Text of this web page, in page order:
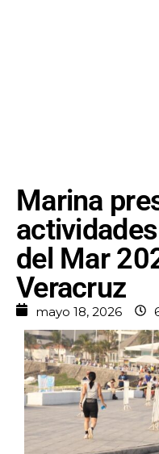
Marina
del Mar
Veracruz
mayo 18, 2026